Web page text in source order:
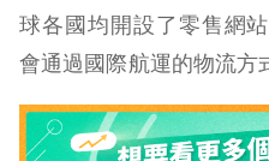
球各國均開設了零售網
會通過國際航運的物流方